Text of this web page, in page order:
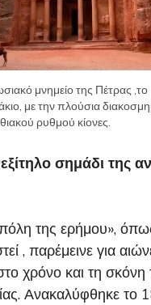
μνημείο της Πέτρας ,το
με την πλούσια
ρυθμού κίονες.
σημάδι της
της ερήμου»,
, παρέμεινε για
χρόνο και τη σκόνη
Ανακαλύφθηκε το